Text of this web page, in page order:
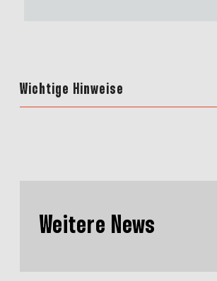
Wichtige Hinweise
Weitere News